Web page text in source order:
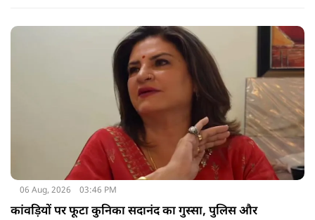
वसूली प्रक्रिया चल रही है.
06 Aug, 2026 03:46 PM
कांवड़ियों पर फूटा कुनिका सदानंद का गुस्सा, पुलिस और